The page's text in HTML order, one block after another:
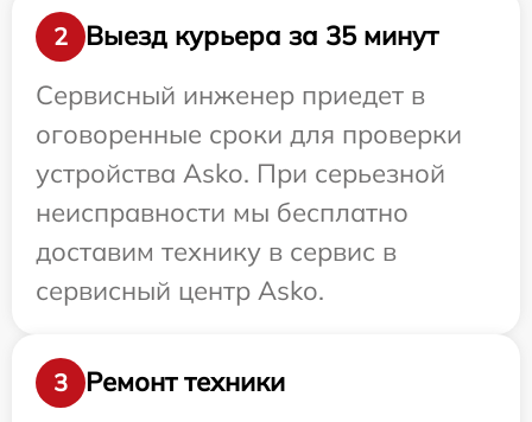
2
Выезд курьера за 35 минут
Сервисный инженер приедет в
оговоренные сроки для проверки
устройства Asko. При серьезной
неисправности мы бесплатно
доставим технику в сервис в
сервисный центр Asko.
3
Ремонт техники